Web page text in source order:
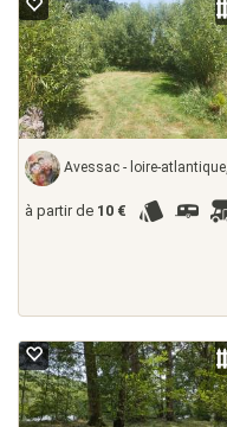
Avessac - loire-atlantique,
à partir de 10 €